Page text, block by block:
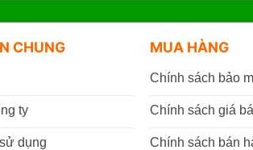
CHUNG
ty
dụng
MUA HÀNG
Chính sách bảo
Chính sách giá
Chính sách bán